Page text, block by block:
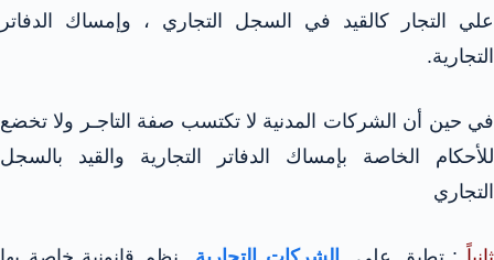
علي التجار كالقيد في السجل التجاري ، وإمساك الدفاتر
التجارية.
في حين أن الشركات المدنية لا تكتسب صفة التاجـر ولا تخضع
للأحكام الخاصة بإمساك الدفاتر التجارية والقيد بالسجل
التجاري